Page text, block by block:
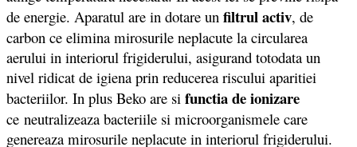
de energie. Aparatul are in dotare un filtrul activ, de
carbon ce elimina mirosurile neplacute la circularea
aerului in interiorul frigiderului, asigurand totodata un
nivel ridicat de igiena prin reducerea riscului aparitiei
bacteriilor. In plus Beko are si functia de ionizare
ce neutralizeaza bacteriile si microorganismele care
genereaza mirosurile neplacute in interiorul frigiderului.